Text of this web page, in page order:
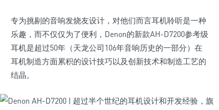
专为挑剔的音响发烧友设计，对他们而言耳机聆听是一种
乐趣，而不仅仅为了便利，Denon的新款AH-D7200参考级
耳机是超过50年（天龙公司106年音响历史的一部分）在
耳机制造方面累积的设计技巧以及创新技术和制造工艺的
结晶。